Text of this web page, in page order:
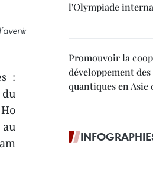
:
l'Olympiade
Promouvoir la
développement
quantiques en Asie